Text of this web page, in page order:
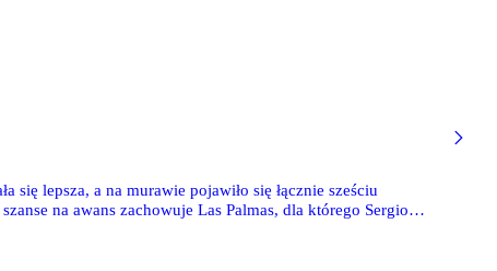
się lepsza, a na murawie pojawiło się łącznie sześciu
na awans zachowuje Las Palmas, dla którego Sergio